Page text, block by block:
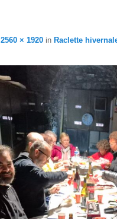
2560 × 1920 in Raclette